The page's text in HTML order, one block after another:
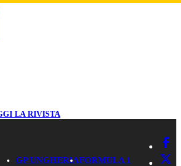
LA RIVISTA
GP UNGHERIAFORMULA 1